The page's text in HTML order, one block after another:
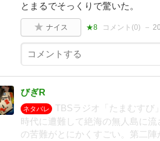
とまるでそっくりで驚いた。
ナイス ★8 コメント(0)
びぎR
ネタバレ
TBSラジオ「たまむすび
時代に遭難して絶海の無人島に
の苦難がとにかくすごい。第二